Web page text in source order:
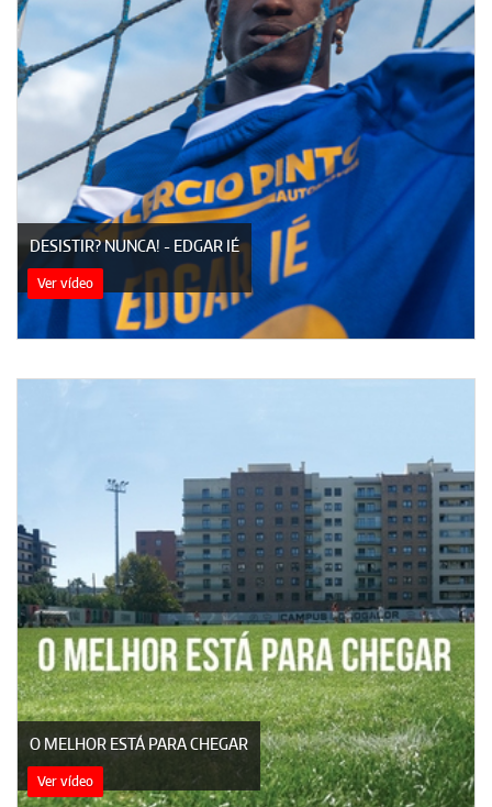
DESISTIR? NUNCA! - EDGAR IÉ
Ver vídeo
O MELHOR ESTÁ PARA CHEGAR
Ver vídeo